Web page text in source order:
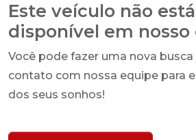
Este veículo não
disponível em nosso
Você pode fazer uma nova
contato com nossa equipe para
dos seus sonhos!